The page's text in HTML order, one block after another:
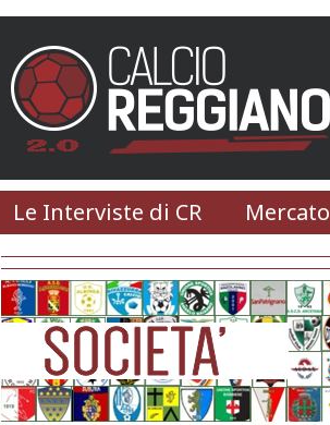
Le Interviste di CR Mercato